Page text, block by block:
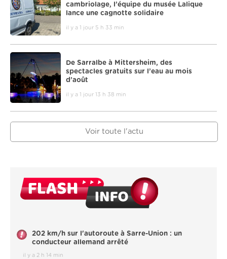
cambriolage, l’équipe du musée Lalique
lance une cagnotte solidaire
il y a 1 jour 5 h 33 min
De Sarralbe à Mittersheim, des
spectacles gratuits sur l’eau au mois
d’août
il y a 1 jour 13 h 38 min
Voir toute l'actu
202 km/h sur l'autoroute à Sarre-Union : un
conducteur allemand arrêté
il y a 2 h 14 min